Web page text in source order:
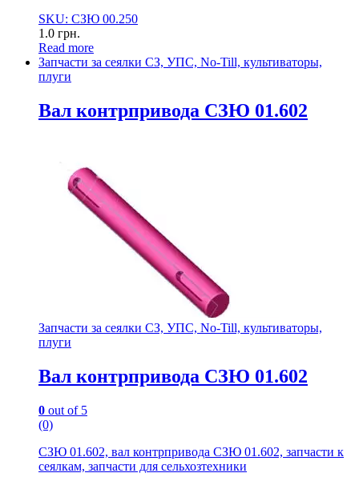
SKU: СЗЮ 00.250
1.0 грн.
Read more
Запчасти за сеялки СЗ, УПС, No-Till, культиваторы,
плуги
Вал контрпривода СЗЮ 01.602
Запчасти за сеялки СЗ, УПС, No-Till, культиваторы,
плуги
Вал контрпривода СЗЮ 01.602
0 out of 5
(0)
СЗЮ 01.602, вал контрпривода СЗЮ 01.602, запчасти к
сеялкам, запчасти для сельхозтехники